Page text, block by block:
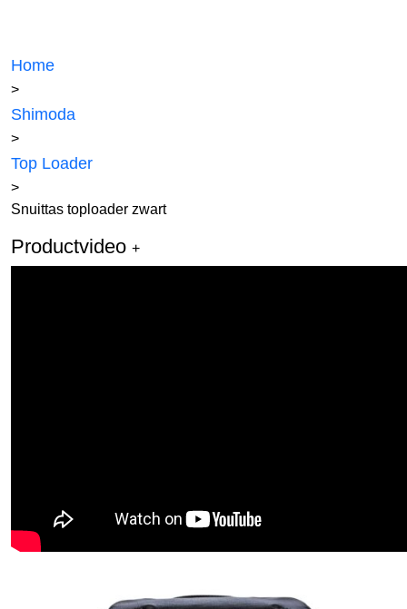
Home
>
Shimoda
>
Top Loader
>
Snuittas toploader zwart
Productvideo +